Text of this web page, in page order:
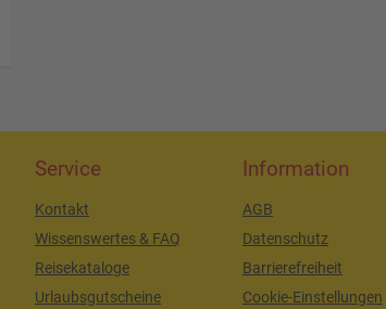
Service
Kontakt
Wissenswertes & FAQ
Reisekataloge
Urlaubsgutscheine
Information
AGB
Datenschutz
Barrierefreiheit
Cookie-Einstellungen